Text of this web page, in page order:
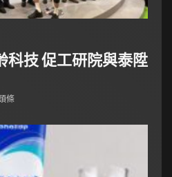
科技 促工研院與泰陞
條